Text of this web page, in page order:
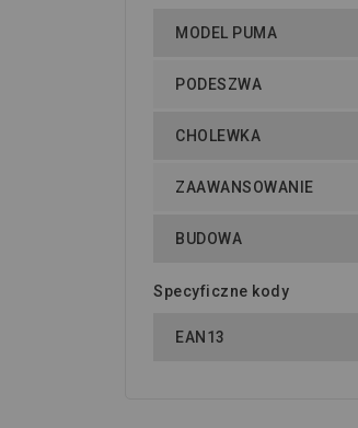
MODEL PUMA
PODESZWA
CHOLEWKA
ZAAWANSOWANIE
BUDOWA
Specyficzne kody
EAN13